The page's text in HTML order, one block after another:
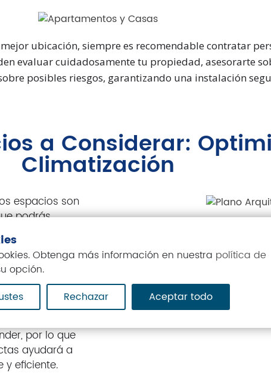
ubicación, siempre es recomendable contratar
evaluar cuidadosamente tu propiedad, asesorarte
posibles riesgos, garantizando una instalación
a Considerar:
Climatización
espacios son
podrás
elegir
del
split
que
piensa cuáles
el aire
por lo que
ayudará a
y eficiente.
Obtenga más información en nuestra política de
opción.
Rechazar Aceptar todo